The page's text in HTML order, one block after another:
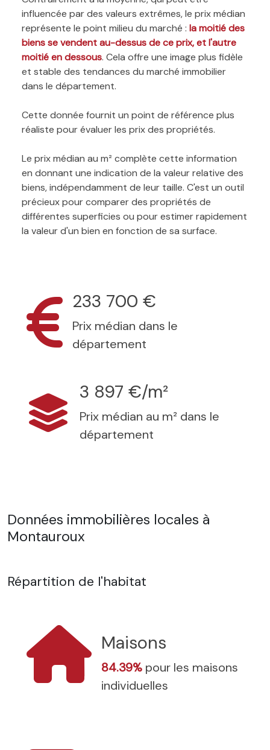
influencée par des valeurs extrêmes, le prix médian
représente le point milieu du marché : la moitié des
biens se vendent au-dessus de ce prix, et l'autre
moitié en dessous. Cela offre une image plus fidèle
et stable des tendances du marché immobilier
dans le département.
Cette donnée fournit un point de référence plus
réaliste pour évaluer les prix des propriétés.
Le prix médian au m² complète cette information
en donnant une indication de la valeur relative des
biens, indépendamment de leur taille. C'est un outil
précieux pour comparer des propriétés de
différentes superficies ou pour estimer rapidement
la valeur d'un bien en fonction de sa surface.
233 700 €
Prix médian dans le
département
3 897 €/m²
Prix médian au m² dans le
département
Données immobilières locales à
Montauroux
Répartition de l'habitat
Maisons
84.39% pour les maisons
individuelles